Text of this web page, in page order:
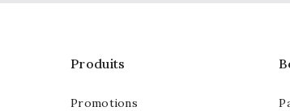
Produits
Promotions